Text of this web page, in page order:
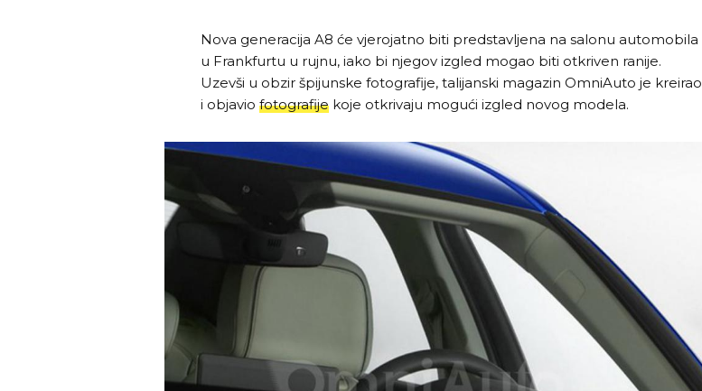
Nova generacija A8 će vjerojatno biti predstavljena na salonu automobila
u Frankfurtu u rujnu, iako bi njegov izgled mogao biti otkriven ranije.
Uzevši u obzir špijunske fotografije, talijanski magazin OmniAuto je kreirao
i objavio fotografije koje otkrivaju mogući izgled novog modela.